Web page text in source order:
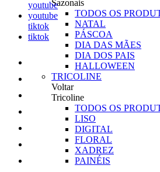
Sazonais
TODOS OS
NATAL
PÁSCOA
DIA DAS MÃES
DIA DOS PAIS
HALLOWEEN
TRICOLINE
Voltar
Tricoline
TODOS OS
LISO
DIGITAL
FLORAL
XADREZ
PAINÉIS
youtube
youtube
tiktok
tiktok